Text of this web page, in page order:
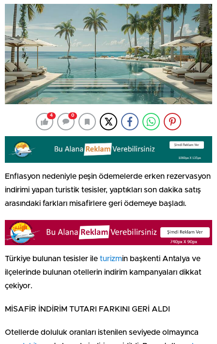
4 0
Enflasyon nedeniyle peşin ödemelerde erken rezervasyon
indirimi yapan turistik tesisler, yaptıkları son dakika satış
arasındaki farkları misafirlere geri ödemeye başladı.
Türkiye bulunan tesisler ile turizmin başkenti Antalya ve
ilçelerinde bulunan otellerin indirim kampanyaları dikkat
çekiyor.
MİSAFİR İNDİRİM TUTARI FARKINI GERİ ALDI
Otellerde doluluk oranları istenilen seviyede olmayınca